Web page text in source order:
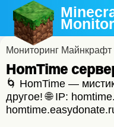
Мониторинг Майнкрафт
HomTime
🌀 HomTime —
другое! 🌐 IP: